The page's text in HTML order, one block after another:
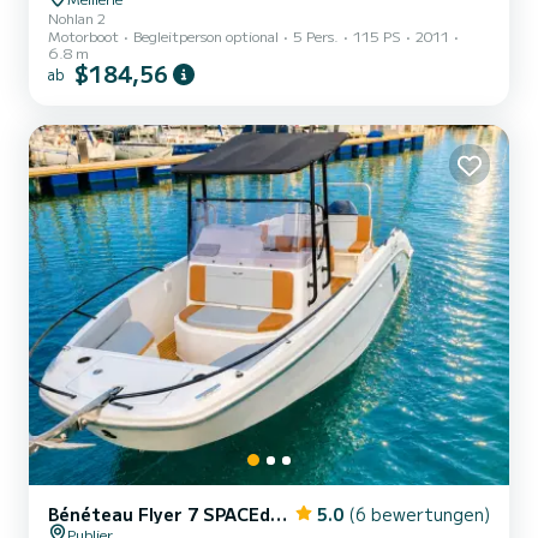
Nohlan 2
Motorboot
Begleitperson optional 5 Pers. 115 PS
2011
6.8 m
ab $184,56
Bénéteau Flyer 7 SPACEdeck 5.0 (6 bewertungen)
Publier